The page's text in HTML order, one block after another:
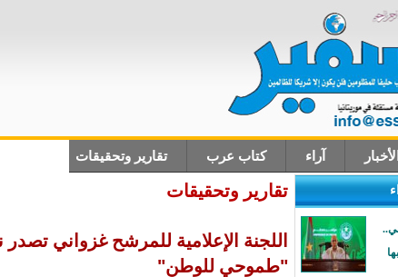
الأخبار آراء كتاب عرب تقارير وتحقيقات
تقارير وتحقيقات
اللجنة الإعلامية للمرشح غزواني
"طموحي للوطن"